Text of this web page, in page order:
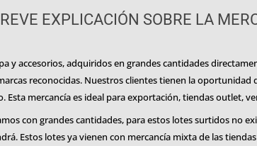
EXPLICACIÓN SOBRE LA
y accesorios, adquiridos en grandes cantidades
reconocidas. Nuestros clientes tienen la
mercancía es ideal para exportación, tiendas outlet,
con grandes cantidades, para estos lotes surtidos no
Estos lotes ya vienen con mercancía mixta de las